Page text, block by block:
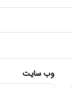
وب‌ سایت